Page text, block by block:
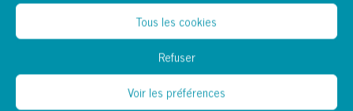
Tous les cookies
Refuser
Voir les préférences